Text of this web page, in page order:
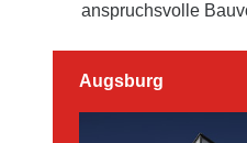
anspruchsvolle
Augsburg